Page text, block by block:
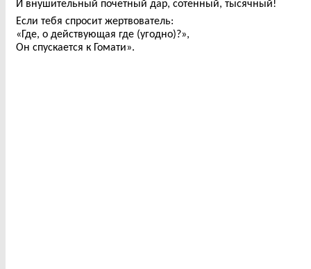
И внушительный почетный дар, сотенный, тысячный!
Если тебя спросит жертвователь:
«Где, о действующая где (угодно)?»,
Он спускается к Гомати».